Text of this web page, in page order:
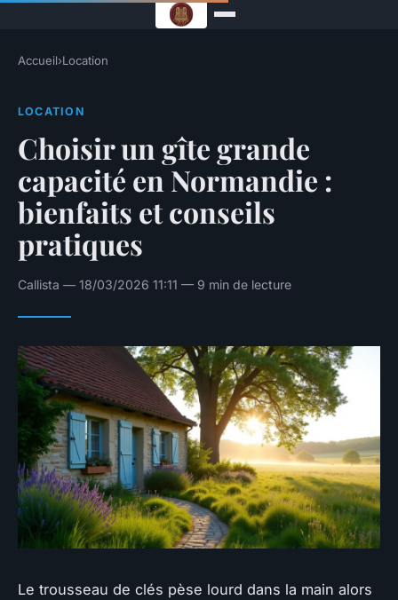
Accueil›Location
LOCATION
Choisir un gîte grande
capacité en Normandie :
bienfaits et conseils
pratiques
Callista — 18/03/2026 11:11 — 9 min de lecture
Le trousseau de clés pèse lourd dans la main alors